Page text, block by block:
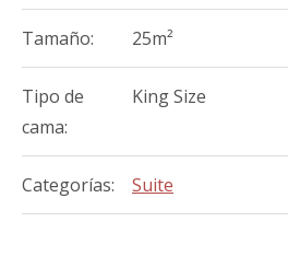
Tamaño: 25m²
Tipo de
cama:
King Size
Categorías: Suite